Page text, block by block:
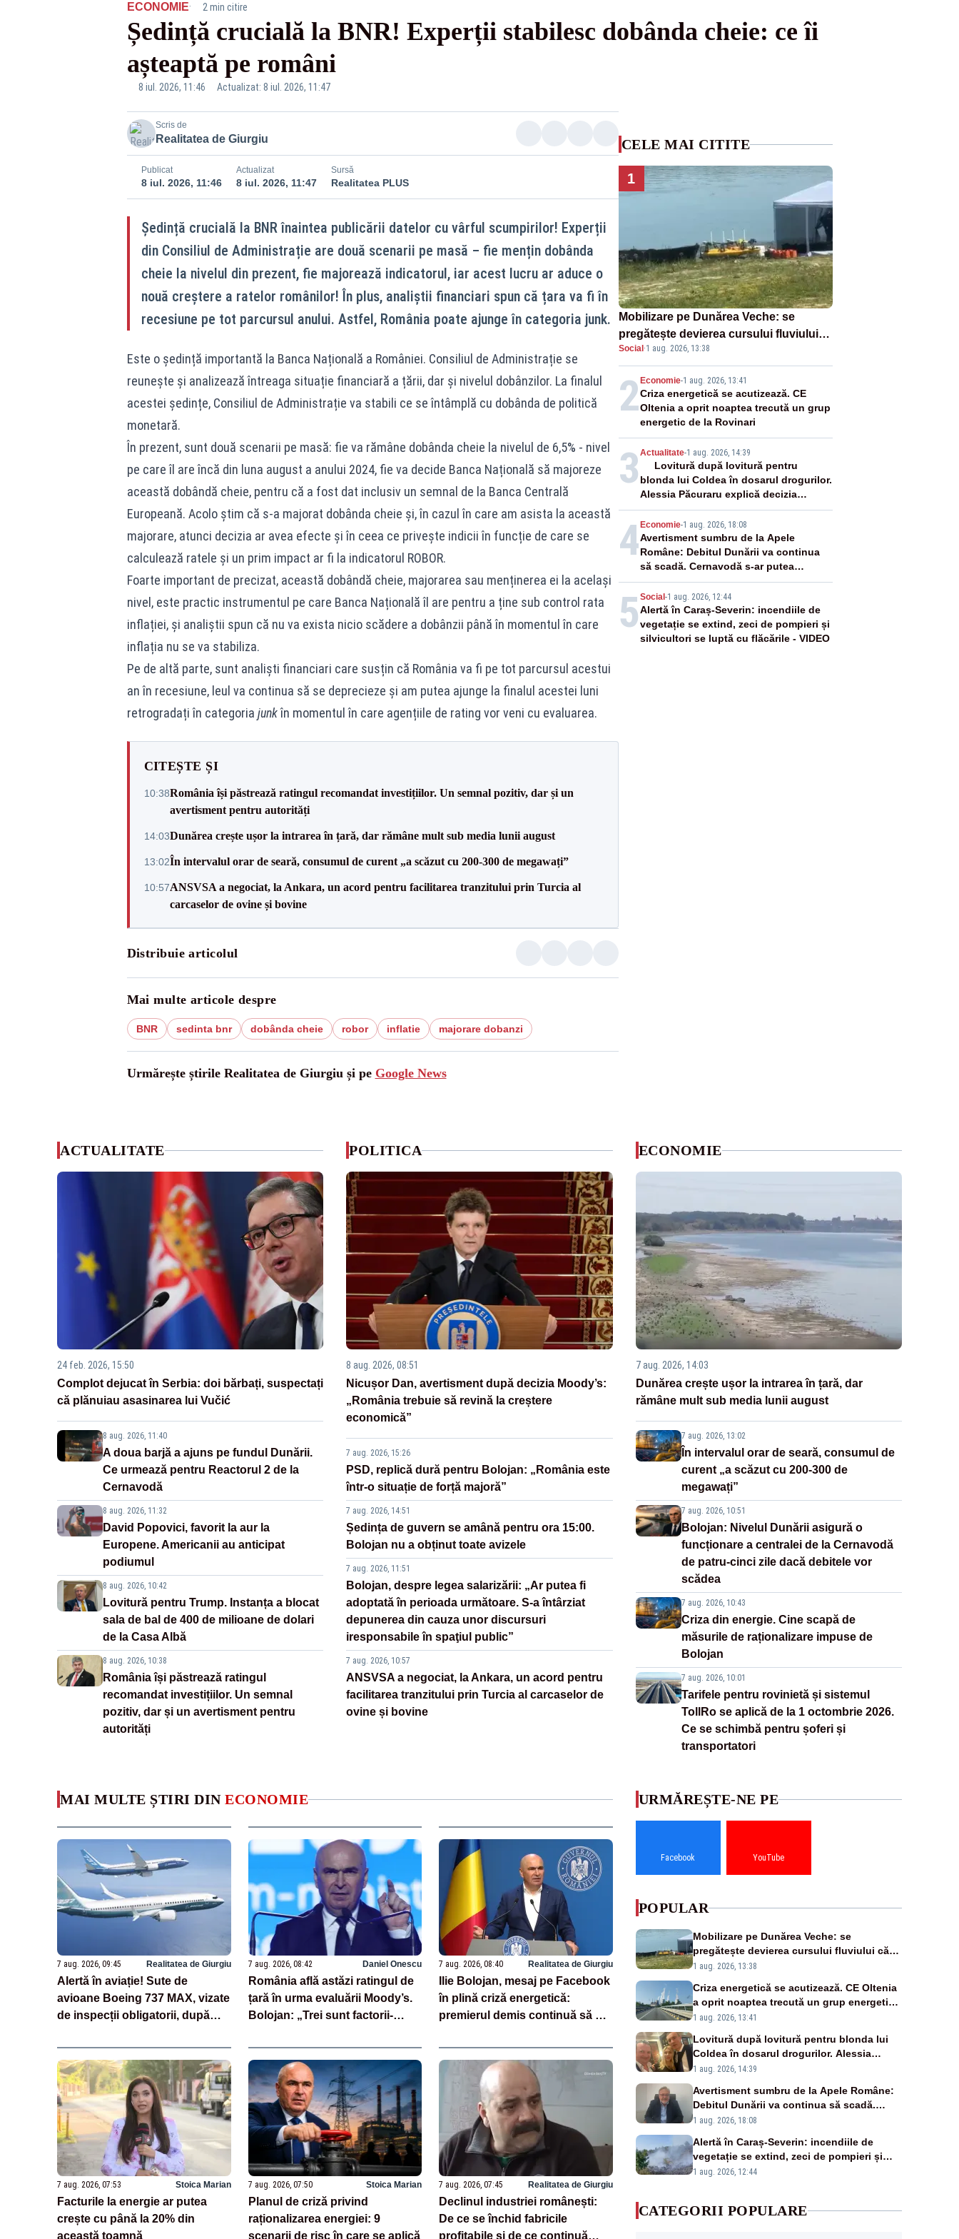
ECONOMIE· 2 min citire
Ședință crucială la BNR! Experții stabilesc dobânda cheie: ce îi
așteaptă pe români
8 iul. 2026, 11:46 Actualizat: 8 iul. 2026, 11:47
Scris de
Realitatea de Giurgiu
Publicat
8 iul. 2026, 11:46
Actualizat
8 iul. 2026, 11:47
Sursă
Realitatea PLUS
Ședință crucială la BNR înaintea publicării datelor cu vârful scumpirilor! Experții
din Consiliul de Administrație are două scenarii pe masă – fie mențin dobânda
cheie la nivelul din prezent, fie majorează indicatorul, iar acest lucru ar aduce o
nouă creștere a ratelor românilor! În plus, analiștii financiari spun că țara va fi în
recesiune pe tot parcursul anului. Astfel, România poate ajunge în categoria junk.
Este o ședință importantă la Banca Națională a României. Consiliul de Administrație se
reunește și analizează întreaga situație financiară a țării, dar și nivelul dobânzilor. La finalul
acestei ședințe, Consiliul de Administrație va stabili ce se întâmplă cu dobânda de politică
monetară.
În prezent, sunt două scenarii pe masă: fie va rămâne dobânda cheie la nivelul de 6,5% - nivel
pe care îl are încă din luna august a anului 2024, fie va decide Banca Națională să majoreze
această dobândă cheie, pentru că a fost dat inclusiv un semnal de la Banca Centrală
Europeană. Acolo știm că s-a majorat dobânda cheie și, în cazul în care am asista la această
majorare, atunci decizia ar avea efecte și în ceea ce privește indicii în funcție de care se
calculează ratele și un prim impact ar fi la indicatorul ROBOR.
Foarte important de precizat, această dobândă cheie, majorarea sau menținerea ei la același
nivel, este practic instrumentul pe care Banca Națională îl are pentru a ține sub control rata
inflației, și analiștii spun că nu va exista nicio scădere a dobânzii până în momentul în care
inflația nu se va stabiliza.
Pe de altă parte, sunt analiști financiari care susțin că România va fi pe tot parcursul acestui
an în recesiune, leul va continua să se deprecieze și am putea ajunge la finalul acestei luni
retrogradați în categoria junkîn momentul în care agențiile de rating vor veni cu evaluarea.
CITEȘTE ȘI
10:38România își păstrează ratingul recomandat investițiilor. Un semnal pozitiv, dar și un
avertisment pentru autorități
14:03Dunărea crește ușor la intrarea în țară, dar rămâne mult sub media lunii august
13:02În intervalul orar de seară, consumul de curent „a scăzut cu 200-300 de megawați”
10:57ANSVSA a negociat, la Ankara, un acord pentru facilitarea tranzitului prin Turcia al
carcaselor de ovine și bovine
Distribuie articolul
Mai multe articole despre
BNR sedinta bnr dobânda cheie robor inflatie majorare dobanzi
Urmărește știrile Realitatea de Giurgiu și pe Google News
CELE MAI CITITE
1
Mobilizare pe Dunărea Veche: se
pregătește devierea cursului fluviului
către Cernavodă – VIDEO
Social ·1 aug. 2026, 13:38
2 Economie-1 aug. 2026, 13:41
Criza energetică se acutizează. CE
Oltenia a oprit noaptea trecută un grup
energetic de la Rovinari
3 Actualitate-1 aug. 2026, 14:39
Lovitură după lovitură pentru
blonda lui Coldea în dosarul drogurilor.
Alessia Păcuraru explică decizia
magistraților
4 Economie-1 aug. 2026, 18:08
Avertisment sumbru de la Apele
Române: Debitul Dunării va continua
să scadă. Cernavodă s-ar putea
închide în 4 zile
5 Social -1 aug. 2026, 12:44
Alertă în Caraș-Severin: incendiile de
vegetație se extind, zeci de pompieri și
silvicultori se luptă cu flăcările - VIDEO
ACTUALITATE
24 feb. 2026, 15:50
Complot dejucat în Serbia: doi bărbați, suspectați
că plănuiau asasinarea lui Vučić
8 aug. 2026, 11:40
A doua barjă a ajuns pe fundul Dunării.
Ce urmează pentru Reactorul 2 de la
Cernavodă
8 aug. 2026, 11:32
David Popovici, favorit la aur la
Europene. Americanii au anticipat
podiumul
8 aug. 2026, 10:42
Lovitură pentru Trump. Instanța a blocat
sala de bal de 400 de milioane de dolari
de la Casa Albă
8 aug. 2026, 10:38
România își păstrează ratingul
recomandat investițiilor. Un semnal
pozitiv, dar și un avertisment pentru
autorități
POLITICA
8 aug. 2026, 08:51
Nicușor Dan, avertisment după decizia Moody’s:
„România trebuie să revină la creștere
economică”
7 aug. 2026, 15:26
PSD, replică dură pentru Bolojan: „România este
într-o situație de forță majoră”
7 aug. 2026, 14:51
Ședința de guvern se amână pentru ora 15:00.
Bolojan nu a obținut toate avizele
7 aug. 2026, 11:51
Bolojan, despre legea salarizării: „Ar putea fi
adoptată în perioada următoare. S-a întârziat
depunerea din cauza unor discursuri
iresponsabile în spaţiul public”
7 aug. 2026, 10:57
ANSVSA a negociat, la Ankara, un acord pentru
facilitarea tranzitului prin Turcia al carcaselor de
ovine și bovine
ECONOMIE
7 aug. 2026, 14:03
Dunărea crește ușor la intrarea în țară, dar
rămâne mult sub media lunii august
7 aug. 2026, 13:02
În intervalul orar de seară, consumul de
curent „a scăzut cu 200-300 de
megawați”
7 aug. 2026, 10:51
Bolojan: Nivelul Dunării asigură o
funcționare a centralei de la Cernavodă
de patru-cinci zile dacă debitele vor
scădea
7 aug. 2026, 10:43
Criza din energie. Cine scapă de
măsurile de raționalizare impuse de
Bolojan
7 aug. 2026, 10:01
Tarifele pentru rovinietă și sistemul
TollRo se aplică de la 1 octombrie 2026.
Ce se schimbă pentru șoferi și
transportatori
MAI MULTE ȘTIRI DIN ECONOMIE
7 aug. 2026, 09:45 Realitatea de Giurgiu
Alertă în aviație! Sute de
avioane Boeing 737 MAX, vizate
de inspecții obligatorii, după
fuselaj
7 aug. 2026, 08:42 Daniel Onescu
România află astăzi ratingul de
țară în urma evaluării Moody’s.
Bolojan: „Trei sunt factorii-
evaluări”
7 aug. 2026, 08:40 Realitatea de Giurgiu
Ilie Bolojan, mesaj pe Facebook
în plină criză energetică:
premierul demis continuă să se
7 aug. 2026, 07:53 Stoica Marian
Facturile la energie ar putea
crește cu până la 20% din
această toamnă
7 aug. 2026, 07:50 Stoica Marian
Planul de criză privind
raționalizarea energiei: 9
scenarii de risc în care se aplică
7 aug. 2026, 07:45 Realitatea de Giurgiu
Declinul industriei românești:
De ce se închid fabricile
profitabile și de ce continuă
URMĂREȘTE-NE PE
Facebook YouTube
POPULAR
Mobilizare pe Dunărea Veche: se
pregătește devierea cursului fluviului către
Cernavodă – VIDEO
1 aug. 2026, 13:38
Criza energetică se acutizează. CE Oltenia
a oprit noaptea trecută un grup energetic
de la Rovinari
1 aug. 2026, 13:41
Lovitură după lovitură pentru blonda lui
Coldea în dosarul drogurilor. Alessia
Păcuraru explică decizia magistraților
1 aug. 2026, 14:39
Avertisment sumbru de la Apele Române:
Debitul Dunării va continua să scadă.
Cernavodă s-ar putea închide în 4 zile
1 aug. 2026, 18:08
Alertă în Caraș-Severin: incendiile de
vegetație se extind, zeci de pompieri și
silvicultori se luptă cu flăcările - VIDEO
1 aug. 2026, 12:44
CATEGORII POPULARE